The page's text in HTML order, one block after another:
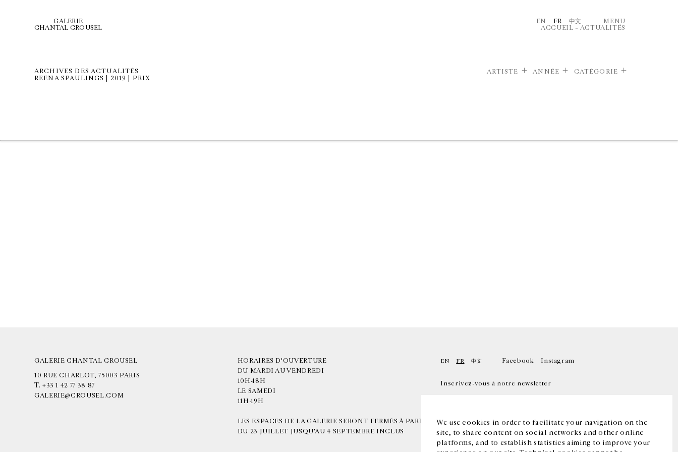
We use cookies in order to facilitate your navigation on the
site, to share content on social networks and other online
platforms, and to establish statistics aiming to improve your
GALERIE
CHANTAL CROUSEL
EN FR 中文
MENU
ACCUEIL – ACTUALITÉS
ARCHIVES DES ACTUALITÉS
REENA SPAULINGS | 2019 | PRIX
ARTISTE ANNÉE CATÉGORIE
GALERIE CHANTAL CROUSEL
10 RUE CHARLOT, 75003 PARIS
T. +33 1 42 77 38 87
GALERIE@CROUSEL.COM
HORAIRES D'OUVERTURE
DU MARDI AU VENDREDI
10H-18H
LE SAMEDI
11H-19H
LES ESPACES DE LA GALERIE SERONT FERMÉS À PARTIR
DU 23 JUILLET JUSQU'AU 4 SEPTEMBRE INCLUS
EN FR 中文 Facebook Instagram
Inscrivez-vous à notre newsletter